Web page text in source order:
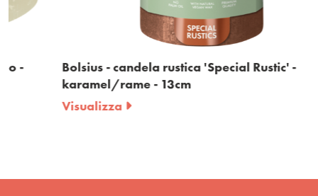
Bolsius - candela rustica 'Special Rustic' -
karamel/rame - 13cm
Visualizza